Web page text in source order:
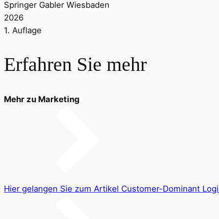
Springer Gabler Wiesbaden
2026
1. Auflage
Erfahren Sie mehr
Mehr zu Marketing
Hier gelangen Sie zum Artikel Customer-Dominant